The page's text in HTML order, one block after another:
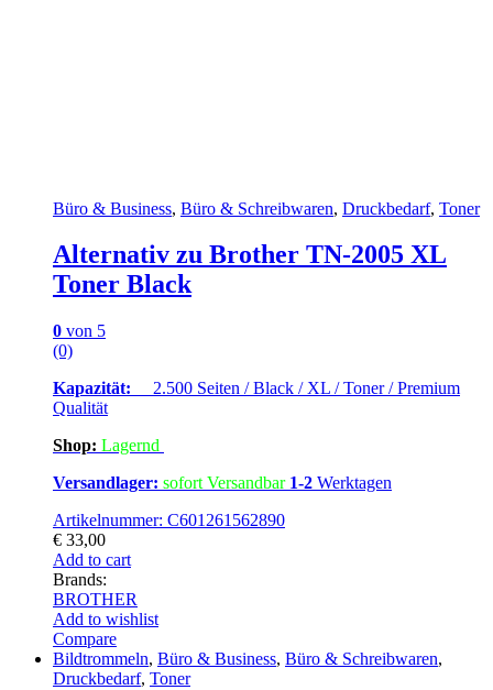
Büro & Business, Büro & Schreibwaren, Druckbedarf, Toner
Alternativ zu Brother TN-2005 XL
Toner Black
0 von 5
(0)
Kapazität: 2.500 Seiten / Black / XL / Toner / Premium
Qualität
Shop: Lagernd
Versandlager: sofort Versandbar 1-2 Werktagen
Artikelnummer: C601261562890
€ 33,00
Add to cart
Brands:
BROTHER
Add to wishlist
Compare
Bildtrommeln, Büro & Business, Büro & Schreibwaren,
Druckbedarf, Toner